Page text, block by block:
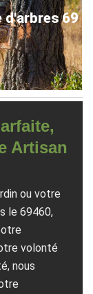
d'arbres 69
Artisan
ou votre
le 69460,
volonté
nous